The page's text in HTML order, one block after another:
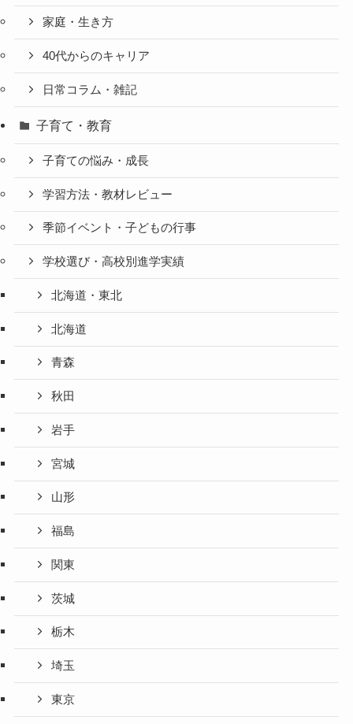
家庭・生き方
40代からのキャリア
日常コラム・雑記
子育て・教育
子育ての悩み・成長
学習方法・教材レビュー
季節イベント・子どもの行事
学校選び・高校別進学実績
北海道・東北
北海道
青森
秋田
岩手
宮城
山形
福島
関東
茨城
栃木
埼玉
東京